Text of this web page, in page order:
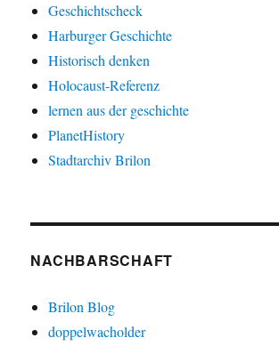
Geschichtscheck
Harburger Geschichte
Historisch denken
Holocaust-Referenz
lernen aus der geschichte
PlanetHistory
Stadtarchiv Brilon
NACHBARSCHAFT
Brilon Blog
doppelwacholder